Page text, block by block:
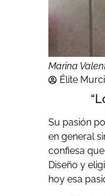
Marina
Élite
Su pasión
en general
confiesa
Diseño y
hoy esa